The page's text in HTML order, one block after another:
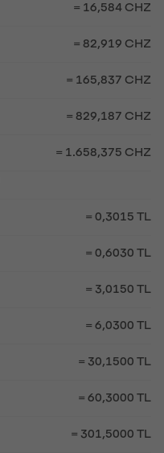
= 16,584 CHZ
= 82,919 CHZ
= 165,837 CHZ
= 829,187 CHZ
= 1.658,375 CHZ
= 0,3015 TL
= 0,6030 TL
= 3,0150 TL
= 6,0300 TL
= 30,1500 TL
= 60,3000 TL
= 301,5000 TL